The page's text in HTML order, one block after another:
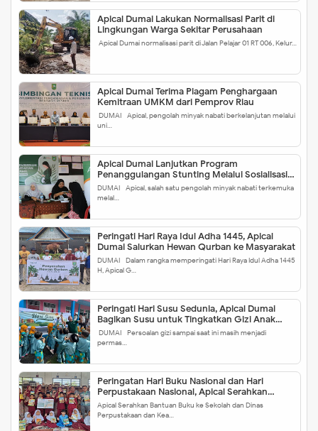
Apical Dumai Lakukan Normalisasi Parit di
Lingkungan Warga Sekitar Perusahaan
Apical Dumai normalisasi parit di Jalan Pelajar 01 RT 006, Kelur…
Apical Dumai Terima Piagam Penghargaan
Kemitraan UMKM dari Pemprov Riau
DUMAI - Apical, pengolah minyak nabati berkelanjutan melalui
uni…
Apical Dumai Lanjutkan Program
Penanggulangan Stunting Melalui Sosialisasi
Pemberian Makanan Tambahan Kepada Ibu
Hamil
DUMAI - Apical, salah satu pengolah minyak nabati terkemuka
melal…
Peringati Hari Raya Idul Adha 1445, Apical
Dumai Salurkan Hewan Qurban ke Masyarakat
DUMAI - Dalam rangka memperingati Hari Raya Idul Adha 1445
H, Apical G…
Peringati Hari Susu Sedunia, Apical Dumai
Bagikan Susu untuk Tingkatkan Gizi Anak
Sekolah
DUMAI - Persoalan gizi sampai saat ini masih menjadi
permas…
Peringatan Hari Buku Nasional dan Hari
Perpustakaan Nasional, Apical Serahkan
Bantuan Buku ke Sekolah dan Dinas
Perpustakaan dan Kearsipan Kota Dumai
Apical Serahkan Bantuan Buku ke Sekolah dan Dinas
Perpustakaan dan Kea…